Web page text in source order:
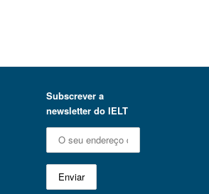
Subscrever a
newsletter do IELT